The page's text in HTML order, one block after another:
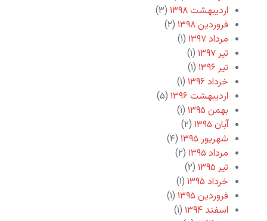
اردیبهشت ۱۳۹۸
(۳)
فروردین ۱۳۹۸
(۲)
مرداد ۱۳۹۷
(۱)
تیر ۱۳۹۷
(۱)
تیر ۱۳۹۶
(۱)
خرداد ۱۳۹۶
(۱)
اردیبهشت ۱۳۹۶
(۵)
بهمن ۱۳۹۵
(۱)
آبان ۱۳۹۵
(۲)
شهریور ۱۳۹۵
(۴)
مرداد ۱۳۹۵
(۲)
تیر ۱۳۹۵
(۲)
خرداد ۱۳۹۵
(۱)
فروردین ۱۳۹۵
(۱)
اسفند ۱۳۹۴
(۱)